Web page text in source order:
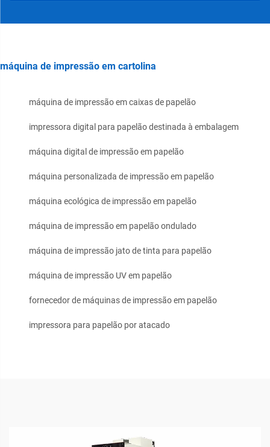
máquina de impressão em cartolina
máquina de impressão em caixas de papelão
impressora digital para papelão destinada à embalagem
máquina digital de impressão em papelão
máquina personalizada de impressão em papelão
máquina ecológica de impressão em papelão
máquina de impressão em papelão ondulado
máquina de impressão jato de tinta para papelão
máquina de impressão UV em papelão
fornecedor de máquinas de impressão em papelão
impressora para papelão por atacado